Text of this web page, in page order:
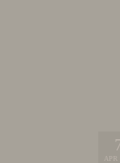
APR